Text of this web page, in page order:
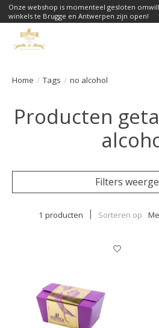
Onze webshop is momenteel gesloten
winkels te Brugge en Antwerpen zijn open!
Home / Tags / no alcohol
Producten
Filters
1 producten Sorteren op